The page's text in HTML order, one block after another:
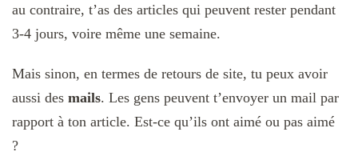
au contraire, t’as des articles qui peuvent rester pendant
3-4 jours, voire même une semaine.
Mais sinon, en termes de retours de site, tu peux avoir
aussi des mails. Les gens peuvent t’envoyer un mail par
rapport à ton article. Est-ce qu’ils ont aimé ou pas aimé
?